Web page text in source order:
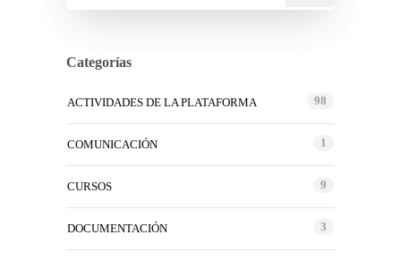
Categorías
ACTIVIDADES DE LA PLATAFORMA 98
COMUNICACIÓN 1
CURSOS 9
DOCUMENTACIÓN 3